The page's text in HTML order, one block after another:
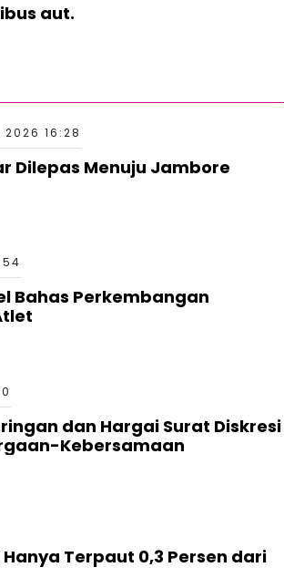
aut.
16:28
Dilepas Menuju Jambore
Bahas Perkembangan
dan Hargai Surat Diskresi
Kebersamaan
Terpaut 0,3 Persen dari